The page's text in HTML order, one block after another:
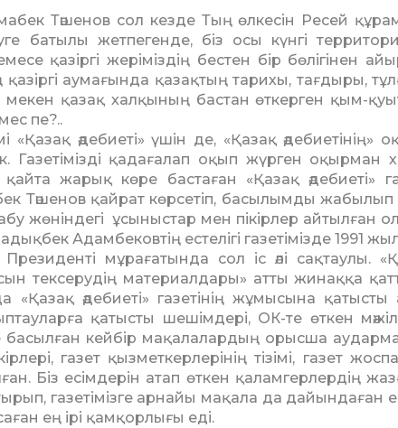
Тәше­нов сол кезде Тың өлкесін Ресей
батылы жетпегенде, біз осы күнгі
қазіргі жеріміздің бестен бір бөлігінен
аума­ғын­да қазақтың тарихы, тағдыры,
қазақ халқы­ның бастан өткерген қым-
пе?..
«Қазақ әдебиеті» үшін де, «Қазақ
Газетімізді қадағалап оқып жүрген оқырман
жарық көре бастаған «Қазақ әдебиеті»
Тәшенов қайрат көрсетіп, басылымды жабылып
жөніндегі ұсыныс­тар мен пікірлер айтылған
Адамбековтің естелігі газе­ті­мізде 1991
мұрағатында сол іс әлі сақтаулы.
тексерудің материалдары» атты жинаққа
«Қазақ әде­биеті» газетінің жұмысына
қатысты шешімдері, ОК-те өткен
басылған кейбір мақалалардың орысша
газет қызметкер­лері­нің тізімі, газет
Біз есім­дерін атап өткен қаламгерлердің
газетімізге арнайы мақала да дайындаған
ең ірі қамқорлығы еді.